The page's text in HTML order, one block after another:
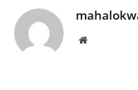
Website